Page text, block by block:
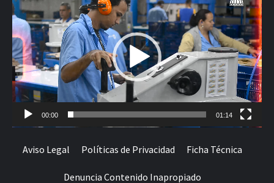
de
vídeo
00:00 01:14
Aviso Legal Políticas de Privacidad Ficha Técnica
Denuncia Contenido Inapropiado